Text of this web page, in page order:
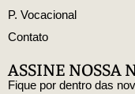
P. Vocacional
Contato
ASSINE NOSSA
Fique por dentro das